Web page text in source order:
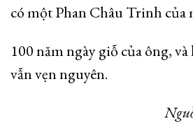
có một Phan Châu Trinh của
100 năm ngày giỗ của ông,
vẫn vẹn nguyên.